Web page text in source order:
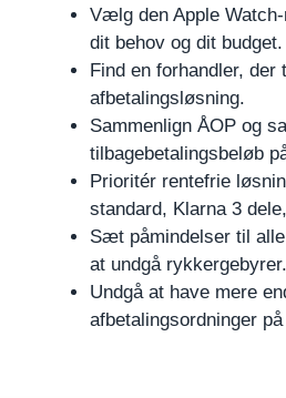
Vælg den Apple
dit behov og dit budget.
Find en forhandler,
afbetalingsløsning.
Sammenlign ÅOP og
tilbagebetalingsbeløb
Prioritér rentefrie
standard, Klarna 3
Sæt påmindelser til
at undgå rykkergebyrer.
Undgå at have mere
afbetalingsordninger